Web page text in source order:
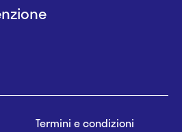
Termini e condizioni